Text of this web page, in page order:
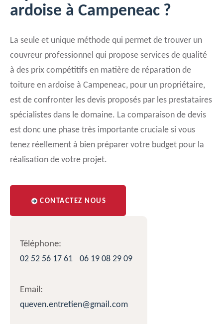
ardoise à Campeneac ?
La seule et unique méthode qui permet de trouver un
couvreur professionnel qui propose services de qualité
à des prix compétitifs en matière de réparation de
toiture en ardoise à Campeneac, pour un propriétaire,
est de confronter les devis proposés par les prestataires
spécialistes dans le domaine. La comparaison de devis
est donc une phase très importante cruciale si vous
tenez réellement à bien préparer votre budget pour la
réalisation de votre projet.
CONTACTEZ NOUS
Téléphone:
02 52 56 17 61
06 19 08 29 09
Email:
queven.entretien@gmail.com